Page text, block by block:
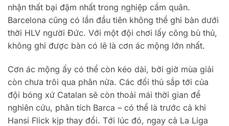
nhận thất bại đậm nhất trong nghiệp cầm quân.
Barcelona cũng có lần đầu tiên không thể ghi bàn dưới
thời HLV người Đức. Với một đội chơi lấy công bù thủ,
không ghi được bàn có lẽ là cơn ác mộng lớn nhất.
Cơn ác mộng ấy có thể còn kéo dài, bởi giờ mùa giải
còn chưa trôi qua phân nửa. Các đối thủ sắp tới của
đội bóng xứ Catalan sẽ còn thoải mái thời gian để
nghiên cứu, phân tích Barca – có thể là trước cả khi
Hansi Flick kịp thay đổi. Tới lúc đó, ngay cả La Liga